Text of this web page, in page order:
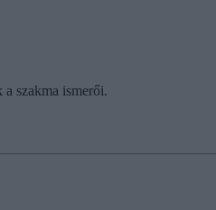
szakma ismerői.